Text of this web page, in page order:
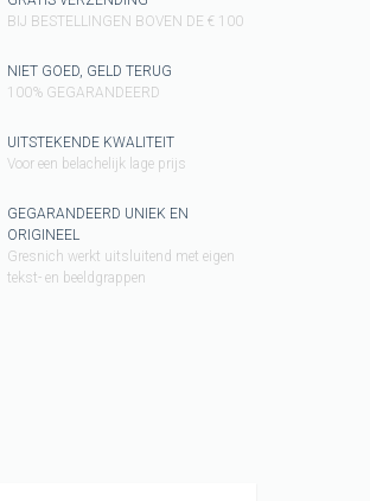
WK T-shirt
Tegeltjes
Grappig T-shirt
GAY pride SHIRT
BIJ BESTELLINGEN BOVEN DE € 100
NIET GOED, GELD TERUG
100% GEGARANDEERD
UITSTEKENDE KWALITEIT
Voor een belachelijk lage prijs
GEGARANDEERD UNIEK EN
ORIGINEEL
Gresnich werkt uitsluitend met eigen
tekst- en beeldgrappen